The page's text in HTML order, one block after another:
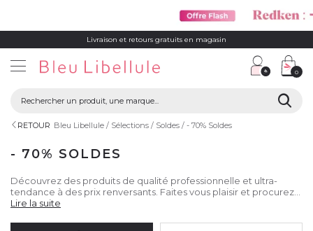
Livraison et retours gratuits en magasin
0
RETOUR Bleu Libellule Sélections Soldes - 70% Soldes
- 70% SOLDES
Découvrez des produits de qualité professionnelle et ultra-
tendance à des prix renversants. Faites vous plaisir et procurez-
vous vos indispensables beautés à prix mini.
Lire la suite